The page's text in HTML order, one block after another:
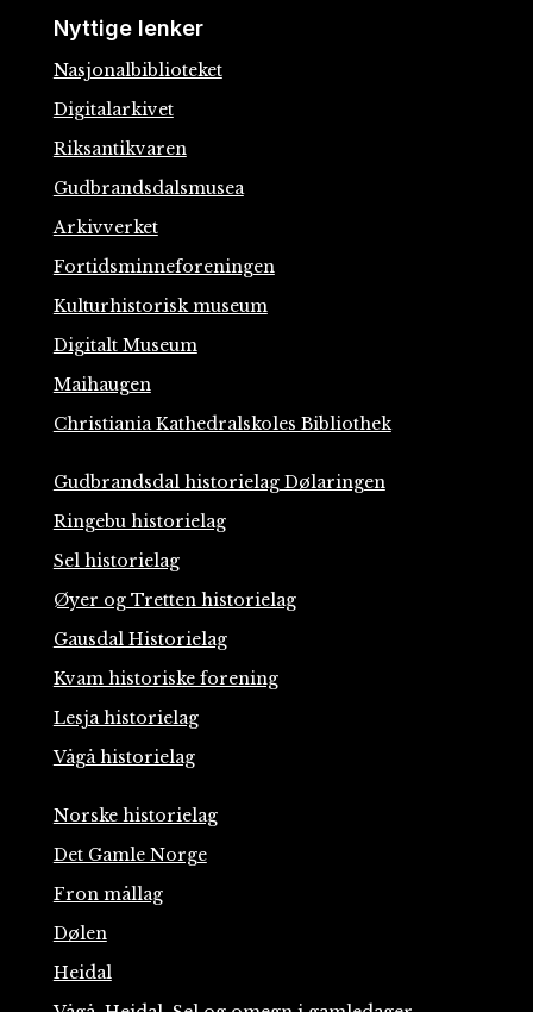
Nyttige lenker
Nasjonalbiblioteket
Digitalarkivet
Riksantikvaren
Gudbrandsdalsmusea
Arkivverket
Fortidsminneforeningen
Kulturhistorisk museum
Digitalt Museum
Maihaugen
Christiania Kathedralskoles Bibliothek
Gudbrandsdal historielag Dølaringen
Ringebu historielag
Sel historielag
Øyer og Tretten historielag
Gausdal Historielag
Kvam historiske forening
Lesja historielag
Vågå historielag
Norske historielag
Det Gamle Norge
Fron mållag
Dølen
Heidal